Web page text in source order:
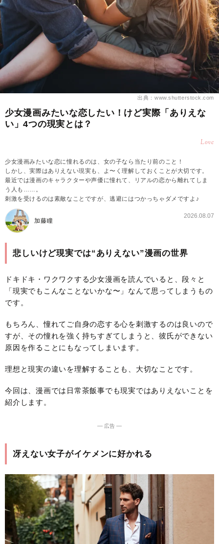
出典：www.shutterstock.com
少女漫画みたいな恋したい！けど実際「ありえな
い」4つの現実とは？
Love
少女漫画みたいな恋に憧れるのは、女の子なら当たり前のこと！
しかし、実際はありえない現実も、よ〜く理解しておくことが大切です。
最近では漫画のキャラクターや声優に憧れて、リアルの恋から離れてしま
う人も……。
刺激を受けるのは素敵なことですが、逃避にはつかっちゃダメですよ♪
加藤瞳
2026.08.07
悲しいけど現実では“ありえない”漫画の世界
ドキドキ・ワクワクする少女漫画を読んでいると、段々と
「現実でもこんなことないかな〜」なんて思ってしまうもの
です。
もちろん、憧れてご自身の恋する心を刺激するのは良いので
すが、その憧れを強く持ちすぎてしまうと、彼氏ができない
原因を作ることにもなってしまいます。
理想と現実の違いを理解することも、大切なことです。
今回は、漫画では日常茶飯事でも現実ではありえないことを
紹介します。
― 広告 ―
冴えない女子がイケメンに好かれる